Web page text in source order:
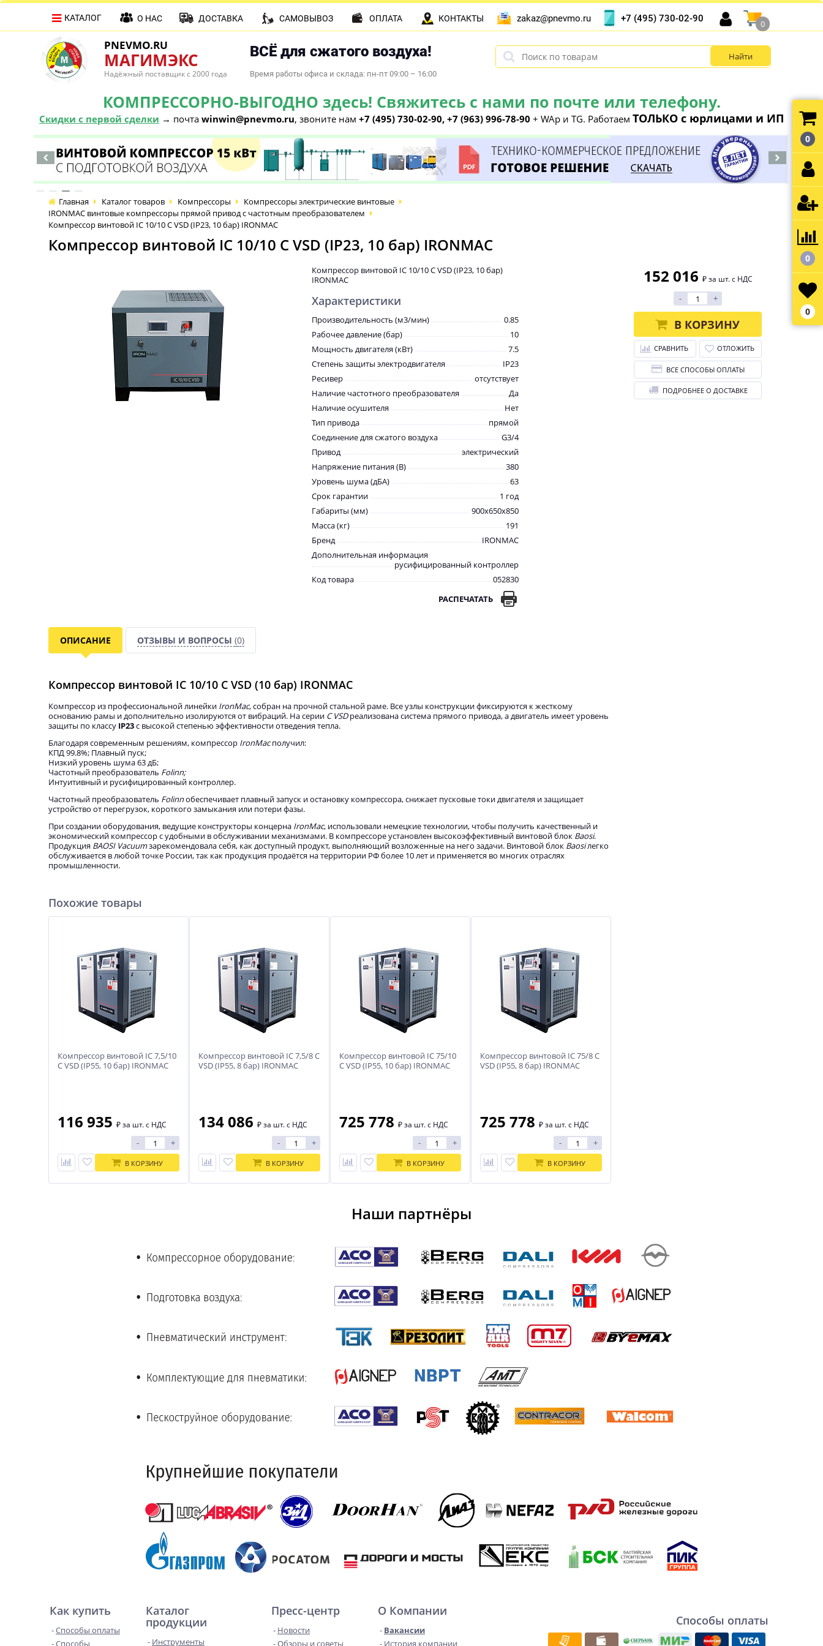
PNEVMO.RU
МАГИМЭКС
Надёжный поставщик с 2000 года
ВСЁ для сжатого воздуха!
Время работы офиса и склада: пн-пт 09:00 – 16:00
КОМПРЕССОРНО-ВЫГОДНО здесь! Свяжитесь с нами по почте или телефону.
Скидки с первой сделки → почта winwin@pnevmo.ru, звоните нам +7 (495) 730-02-90, +7 (963) 996-78-90 + WAp и TG. Работаем ТОЛЬКО с юрлицами и ИП
КАТАЛОГ О НАС ДОСТАВКА САМОВЫВОЗ ОПЛАТА КОНТАКТЫ zakaz@pnevmo.ru +7 (495) 730-02-90
0
Главная Каталог товаров Компрессоры
Компрессоры электрические винтовые
IRONMAC винтовые компрессоры прямой привод с частотным преобразователем
Компрессор винтовой IC 10/10 C VSD (IP23, 10 бар) IRONMAC
Компрессор винтовой IC 10/10 C VSD (IP23, 10 бар) IRONMAC
Компрессор винтовой IC 10/10 C VSD (IP23, 10 бар)
IRONMAC
Характеристики
Производительность (м3/мин)
0.85
Рабочее давление (бар)
10
Мощность двигателя (кВт)
7.5
Степень защиты электродвигателя
IP23
Ресивер
отсутствует
Наличие частотного преобразователя
Да
Наличие осушителя
Нет
Тип привода
прямой
Соединение для сжатого воздуха
G3/4
Привод
электрический
Напряжение питания (В)
380
Уровень шума (дБА)
63
Срок гарантии
1 год
Габариты (мм)
900x650x850
Масса (кг)
191
Бренд
IRONMAC
Дополнительная информация
русифицированный контроллер
Код товара
052830
РАСПЕЧАТАТЬ
152 016 ₽ за шт. с НДС
- +
В КОРЗИНУ
СРАВНИТЬ ОТЛОЖИТЬ
ВСЕ СПОСОБЫ ОПЛАТЫ
ПОДРОБНЕЕ О ДОСТАВКЕ
ОПИСАНИЕ ОТЗЫВЫ И ВОПРОСЫ (0)
Компрессор винтовой IC 10/10 C VSD (10 бар) IRONMAC
Компрессор из профессиональной линейки IronMac, собран на прочной стальной раме. Все узлы конструкции фиксируются к жесткому
основанию рамы и дополнительно изолируются от вибраций. На серии C VSDреализована система прямого привода, а двигатель имеет уровень
защиты по классу IP23с высокой степенью эффективности отведения тепла.
Благодаря современным решениям, компрессор IronMacполучил:
КПД 99.8%; Плавный пуск;
Низкий уровень шума 63 дБ;
Частотный преобразователь Folinn;
Интуитивный и русифицированный контроллер.
Частотный преобразователь Folinnобеспечивает плавный запуск и остановку компрессора, снижает пусковые токи двигателя и защищает
устройство от перегрузок, короткого замыкания или потери фазы.
При создании оборудования, ведущие конструкторы концерна IronMac, использовали немецкие технологии, чтобы получить качественный и
экономический компрессор с удобными в обслуживании механизмами. В компрессоре установлен высокоэффективный винтовой блок Baosi.
Продукция BAOSI Vacuumзарекомендовала себя, как доступный продукт, выполняющий возложенные на него задачи. Винтовой блок Baosiлегко
обслуживается в любой точке России, так как продукция продаётся на территории РФ более 10 лет и применяется во многих отраслях
промышленности.
Похожие товары
Компрессор винтовой IC 75/8 C
VSD (IP55, 8 бар) IRONMAC
725 778 ₽за шт. с НДС
- +
В КОРЗИНУ
Компрессор винтовой IC 75/10
C VSD (IP55, 10 бар) IRONMAC
725 778 ₽за шт. с НДС
- +
В КОРЗИНУ
Компрессор винтовой IC 7,5/8 C
VSD (IP55, 8 бар) IRONMAC
134 086 ₽за шт. с НДС
- +
В КОРЗИНУ
Компрессор винтовой IC 7,5/10
C VSD (IP55, 10 бар) IRONMAC
116 935 ₽за шт. с НДС
- +
В КОРЗИНУ
Наши партнёры
Как купить
Способы оплаты
Способы
Каталог
продукции
Инструменты
Пресс-центр
Новости
Обзоры и советы
О Компании
Вакансии
История компании
Способы оплаты
0
0
0